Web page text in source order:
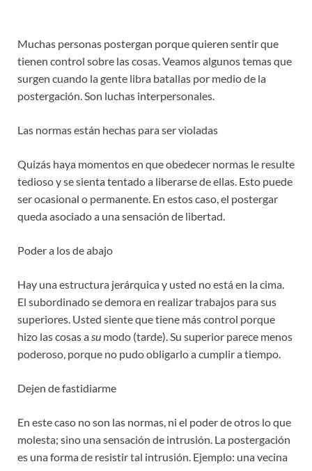
Muchas personas postergan porque quieren sentir que
tienen control sobre las cosas. Veamos algunos temas que
surgen cuando la gente libra batallas por medio de la
postergación. Son luchas interpersonales.
Las normas están hechas para ser violadas
Quizás haya momentos en que obedecer normas le resulte
tedioso y se sienta tentado a liberarse de ellas. Esto puede
ser ocasional o permanente. En estos caso, el postergar
queda asociado a una sensación de libertad.
Poder a los de abajo
Hay una estructura jerárquica y usted no está en la cima.
El subordinado se demora en realizar trabajos para sus
superiores. Usted siente que tiene más control porque
hizo las cosas asu modo (tarde). Su superior parece menos
poderoso, porque no pudo obligarlo a cumplir a tiempo.
Dejen de fastidiarme
En este caso no son las normas, ni el poder de otros lo que
molesta; sino una sensación de intrusión. La postergación
es una forma de resistir tal intrusión. Ejemplo: una vecina